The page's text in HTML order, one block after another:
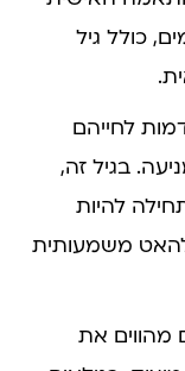
כולל גיל
לחייהם
בגיל זה,
להיות
משמעותית
מהווים את